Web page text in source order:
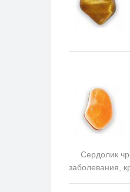
Сердолик
заболевания,